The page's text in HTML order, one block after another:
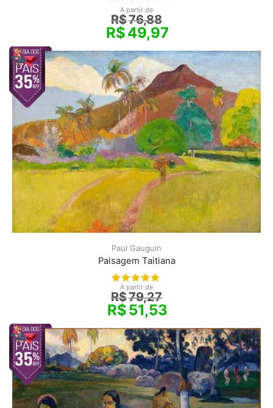
A partir de
R$76,88
R$49,97
Paul Gauguin
Paisagem Taitiana
A partir de
R$79,27
R$51,53